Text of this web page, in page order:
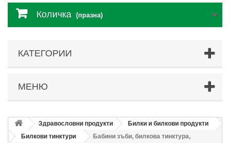
Количка (празна)
КАТЕГОРИИ
МЕНЮ
Здравословни продукти
Билки и билкови продукти
Билкови тинктури
Бабини зъби, билкова тинктура,